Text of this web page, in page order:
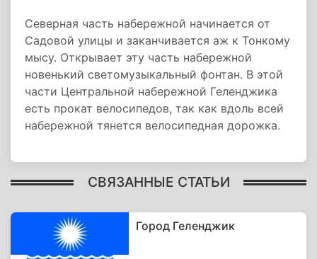
Северная часть набережной начинается от
Садовой улицы и заканчивается аж к Тонкому
мысу. Открывает эту часть набережной
новенький светомузыкальный фонтан. В этой
части Центральной набережной Геленджика
есть прокат велосипедов, так как вдоль всей
набережной тянется велосипедная дорожка.
СВЯЗАННЫЕ СТАТЬИ
Город Геленджик